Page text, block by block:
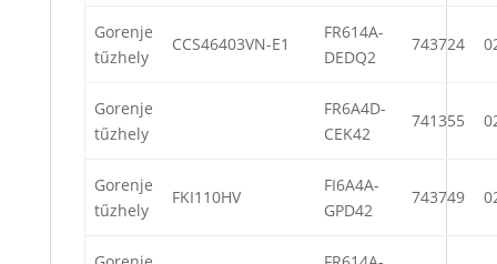
Gorenje
tűzhely
CCS46403VN-E1
FR614A-
DEDQ2
743724
Gorenje
tűzhely
FR6A4D-
CEK42
741355
Gorenje
tűzhely
FKI110HV
FI6A4A-
GPD42
743749